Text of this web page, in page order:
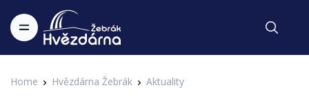
Home Hvězdárna Žebrák Aktuality